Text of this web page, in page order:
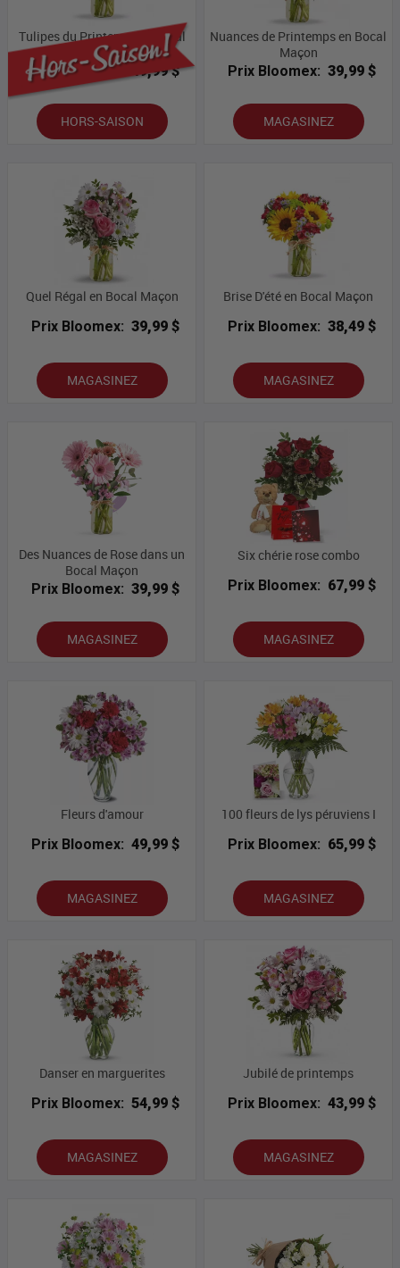
Tulipes du Printemps et Bocal
Maçon
Prix Bloomex:
49,99 $
HORS-SAISON
Nuances de Printemps en Bocal
Maçon
Prix Bloomex: 39,99 $
MAGASINEZ
Quel Régal en Bocal Maçon
Prix Bloomex: 39,99 $
MAGASINEZ
Brise D'été en Bocal Maçon
Prix Bloomex: 38,49 $
MAGASINEZ
Des Nuances de Rose dans un
Bocal Maçon
Prix Bloomex: 39,99 $
MAGASINEZ
Six chérie rose combo
Prix Bloomex: 67,99 $
MAGASINEZ
Fleurs d'amour
Prix Bloomex: 49,99 $
MAGASINEZ
100 fleurs de lys péruviens I
Prix Bloomex: 65,99 $
MAGASINEZ
Danser en marguerites
Prix Bloomex: 54,99 $
MAGASINEZ
Jubilé de printemps
Prix Bloomex: 43,99 $
MAGASINEZ